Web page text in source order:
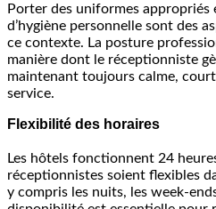
Porter des uniformes appropriés
d’hygiène personnelle sont des
ce contexte. La posture
manière dont le réceptionniste
maintenant toujours calme,
service.
Flexibilité des horaires
Les hôtels fonctionnent 24
réceptionnistes soient flexibles
y compris les nuits, les week-